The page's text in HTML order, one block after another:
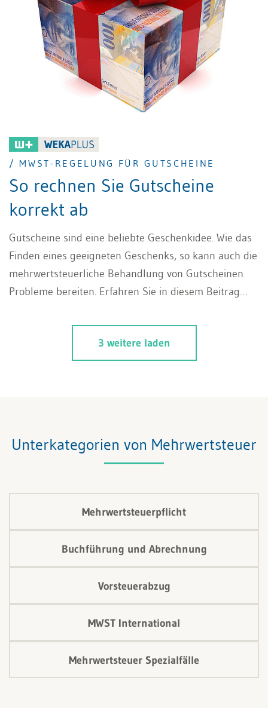
Regeln und zeigt, worauf Unternehmen in der Praxis
achten müssen.
/ MWST-REGELUNG FÜR GUTSCHEINE
So rechnen Sie Gutscheine
korrekt ab
Gutscheine sind eine beliebte Geschenkidee. Wie das
Finden eines geeigneten Geschenks, so kann auch die
mehrwertsteuerliche Behandlung von Gutscheinen
Probleme bereiten. Erfahren Sie in diesem Beitrag
3 weitere laden
Unterkategorien von Mehrwertsteuer
Mehrwertsteuerpflicht
Buchführung und Abrechnung
Vorsteuerabzug
MWST International
Mehrwertsteuer Spezialfälle